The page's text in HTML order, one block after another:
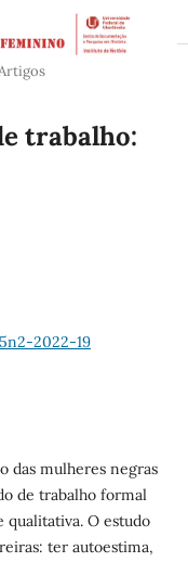
trabalho:
2022-19
das mulheres negras
de trabalho formal
qualitativa. O estudo
ter autoestima,